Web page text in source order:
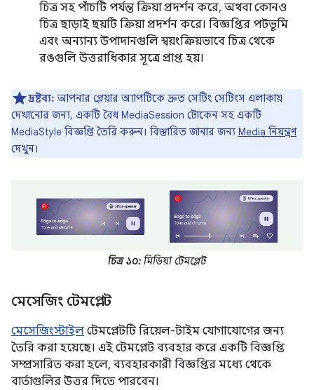
চিত্র সহ পাঁচটি পর্যন্ত ক্রিয়া প্রদর্শন করে, অথবা কোনও
চিত্র ছাড়াই ছয়টি ক্রিয়া প্রদর্শন করে। বিজ্ঞপ্তির পটভূমি
এবং অন্যান্য উপাদানগুলি স্বয়ংক্রিয়ভাবে চিত্র থেকে
রঙগুলি উত্তরাধিকার সূত্রে প্রাপ্ত হয়।
দ্রষ্টব্য: আপনার প্লেয়ার অ্যাপটিকে দ্রুত সেটিং সেটিংস এলাকায়
দেখানোর জন্য, একটি বৈধ MediaSession টোকেন সহ একটি
MediaStyle বিজ্ঞপ্তি তৈরি করুন। বিস্তারিত জানার জন্য Media নিয়ন্ত্রণ
দেখুন।
চিত্র ১০: মিডিয়া টেমপ্লেট
মেসেজিং টেমপ্লেট
মেসেজিংস্টাইল টেমপ্লেটটি রিয়েল-টাইম যোগাযোগের জন্য
তৈরি করা হয়েছে। এই টেমপ্লেট ব্যবহার করে একটি বিজ্ঞপ্তি
সম্প্রসারিত করা হলে, ব্যবহারকারী বিজ্ঞপ্তির মধ্যে থেকে
বার্তাগুলির উত্তর দিতে পারবেন।